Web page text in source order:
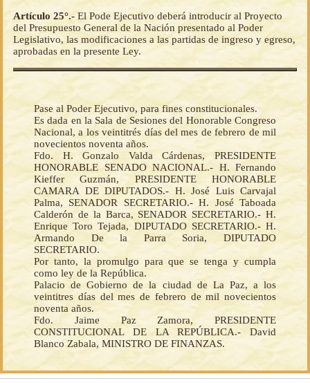
Artículo 25°.- El Pode Ejecutivo deberá introducir al Proyecto
del Presupuesto General de la Nación presentado al Poder
Legislativo, las modificaciones a las partidas de ingreso y egreso,
aprobadas en la presente Ley.
Pase al Poder Ejecutivo, para fines constitucionales.
Es dada en la Sala de Sesiones del Honorable Congreso
Nacional, a los veintitrés días del mes de febrero de mil
novecientos noventa años.
Fdo. H. Gonzalo Valda Cárdenas, PRESIDENTE
HONORABLE SENADO NACIONAL.- H. Fernando
Kieffer Guzmán, PRESIDENTE HONORABLE
CAMARA DE DIPUTADOS.- H. José Luis Carvajal
Palma, SENADOR SECRETARIO.- H. José Taboada
Calderón de la Barca, SENADOR SECRETARIO.- H.
Enrique Toro Tejada, DIPUTADO SECRETARIO.- H.
Armando De la Parra Soria, DIPUTADO
SECRETARIO.
Por tanto, la promulgo para que se tenga y cumpla
como ley de la República.
Palacio de Gobierno de la ciudad de La Paz, a los
veintitres días del mes de febrero de mil novecientos
noventa años.
Fdo. Jaime Paz Zamora, PRESIDENTE
CONSTITUCIONAL DE LA REPÚBLICA.- David
Blanco Zabala, MINISTRO DE FINANZAS.